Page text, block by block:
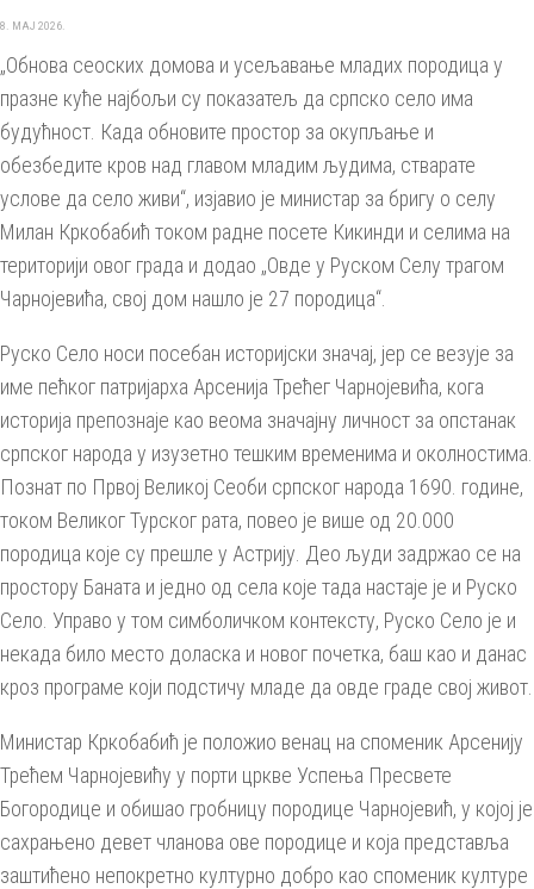
8. МАЈ 2026.
„Обнова сеоских домова и усељавање младих породица у
празне куће најбољи су показатељ да српско село има
будућност. Када обновите простор за окупљање и
обезбедите кров над главом младим људима, стварате
услове да село живи“, изјавио је министар за бригу о селу
Милан Кркобабић током радне посете Кикинди и селима на
територији овог града и додао „Овде у Руском Селу трагом
Чарнојевића, свој дом нашло је 27 породица“.
Руско Село носи посебан историјски значај, јер се везује за
име пећког патријарха Арсенија Трећег Чарнојевића, кога
историја препознаје као веома значајну личност за опстанак
српског народа у изузетно тешким временима и околностима.
Познат по Првој Великој Сеоби српског народа 1690. године,
током Великог Турског рата, повео је више од 20.000
породица које су прешле у Астрију. Део људи задржао се на
простору Баната и једно од села које тада настаје је и Руско
Село. Управо у том симболичком контексту, Руско Село је и
некада било место доласка и новог почетка, баш као и данас
кроз програме који подстичу младе да овде граде свој живот.
Министар Кркобабић је положио венац на споменик Арсенију
Трећем Чарнојевићу у порти цркве Успења Пресвете
Богородице и обишао гробницу породице Чарнојевић, у којој је
сахрањено девет чланова ове породице и која представља
заштићено непокретно културно добро као споменик културе